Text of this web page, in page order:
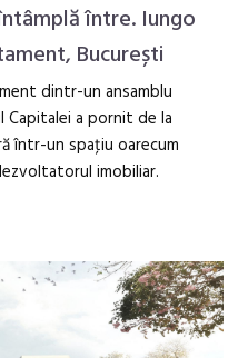
între. Iungo
București
dintr-un ansamblu
a pornit de la
într-un spaţiu oarecum
imobiliar.